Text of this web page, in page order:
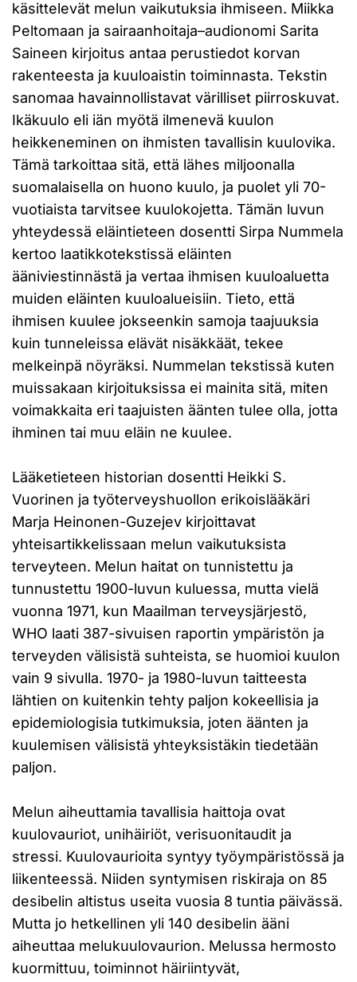
käsittelevät melun vaikutuksia ihmiseen. Miikka
Peltomaan ja sairaanhoitaja–audionomi Sarita
Saineen kirjoitus antaa perustiedot korvan
rakenteesta ja kuuloaistin toiminnasta. Tekstin
sanomaa havainnollistavat värilliset piirroskuvat.
Ikäkuulo eli iän myötä ilmenevä kuulon
heikkeneminen on ihmisten tavallisin kuulovika.
Tämä tarkoittaa sitä, että lähes miljoonalla
suomalaisella on huono kuulo, ja puolet yli 70-
vuotiaista tarvitsee kuulokojetta. Tämän luvun
yhteydessä eläintieteen dosentti Sirpa Nummela
kertoo laatikkotekstissä eläinten
ääniviestinnästä ja vertaa ihmisen kuuloaluetta
muiden eläinten kuuloalueisiin. Tieto, että
ihmisen kuulee jokseenkin samoja taajuuksia
kuin tunneleissa elävät nisäkkäät, tekee
melkeinpä nöyräksi. Nummelan tekstissä kuten
muissakaan kirjoituksissa ei mainita sitä, miten
voimakkaita eri taajuisten äänten tulee olla, jotta
ihminen tai muu eläin ne kuulee.
Lääketieteen historian dosentti Heikki S.
Vuorinen ja työterveyshuollon erikoislääkäri
Marja Heinonen-Guzejev kirjoittavat
yhteisartikkelissaan melun vaikutuksista
terveyteen. Melun haitat on tunnistettu ja
tunnustettu 1900-luvun kuluessa, mutta vielä
vuonna 1971, kun Maailman terveysjärjestö,
WHO laati 387-sivuisen raportin ympäristön ja
terveyden välisistä suhteista, se huomioi kuulon
vain 9 sivulla. 1970- ja 1980-luvun taitteesta
lähtien on kuitenkin tehty paljon kokeellisia ja
epidemiologisia tutkimuksia, joten äänten ja
kuulemisen välisistä yhteyksistäkin tiedetään
paljon.
Melun aiheuttamia tavallisia haittoja ovat
kuulovauriot, unihäiriöt, verisuonitaudit ja
stressi. Kuulovaurioita syntyy työympäristössä ja
liikenteessä. Niiden syntymisen riskiraja on 85
desibelin altistus useita vuosia 8 tuntia päivässä.
Mutta jo hetkellinen yli 140 desibelin ääni
aiheuttaa melukuulovaurion. Melussa hermosto
kuormittuu, toiminnot häiriintyvät,